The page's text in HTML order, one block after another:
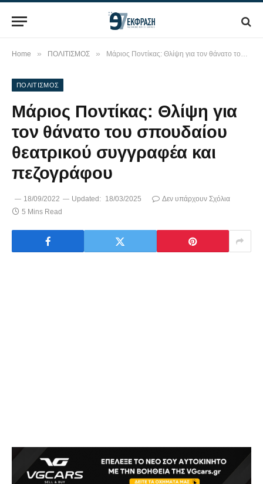
Home » ΠΟΛΙΤΙΣΜΟΣ » Μάριος Ποντίκας: Θλίψη για τον θάνατο του σπουδαίου θεατρικού συγγραφέα και πεζογράφου
ΠΟΛΙΤΙΣΜΟΣ
Μάριος Ποντίκας: Θλίψη για
τον θάνατο του σπουδαίου
θεατρικού συγγραφέα και
πεζογράφου
18/09/2022 Updated: 18/03/2025
Δεν υπάρχουν Σχόλια
5 Mins Read